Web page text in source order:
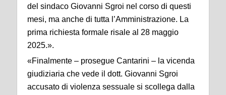
del sindaco Giovanni Sgroi nel corso di questi
mesi, ma anche di tutta l’Amministrazione. La
prima richiesta formale risale al 28 maggio
2025.».
«Finalmente – prosegue Cantarini – la vicenda
giudiziaria che vede il dott. Giovanni Sgroi
accusato di violenza sessuale si scollega dalla